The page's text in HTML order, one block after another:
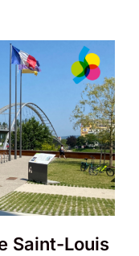
Saint-Louis